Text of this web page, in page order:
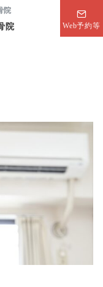
院
院 Web予約等